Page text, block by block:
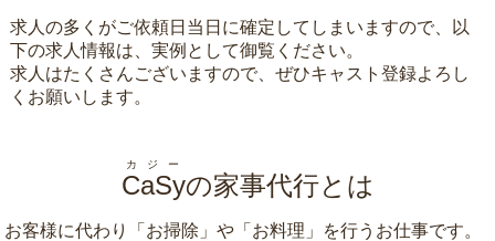
求人の多くがご依頼日当日に確定してしまいますので、以
下の求人情報は、実例として御覧ください。
求人はたくさんございますので、ぜひキャスト登録よろし
くお願いします。
CaSy
カジー
の家事代行とは
お客様に代わり「 お掃除 」や「 お料理 」を行うお仕事です。